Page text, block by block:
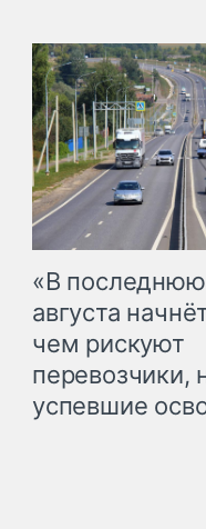
«В
августа
чем рискуют
перевозчики,
успевшие